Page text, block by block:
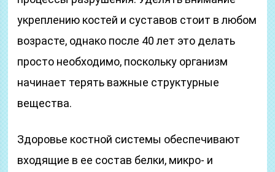
укреплению костей и суставов стоит в любом
возрасте, однако после 40 лет это делать
просто необходимо, поскольку организм
начинает терять важные структурные
вещества.
Здоровье костной системы обеспечивают
входящие в ее состав белки, микро- и